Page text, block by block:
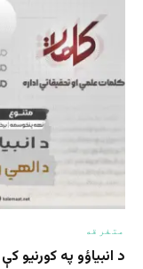
متفرقه
د انبیاؤو په کورنیو